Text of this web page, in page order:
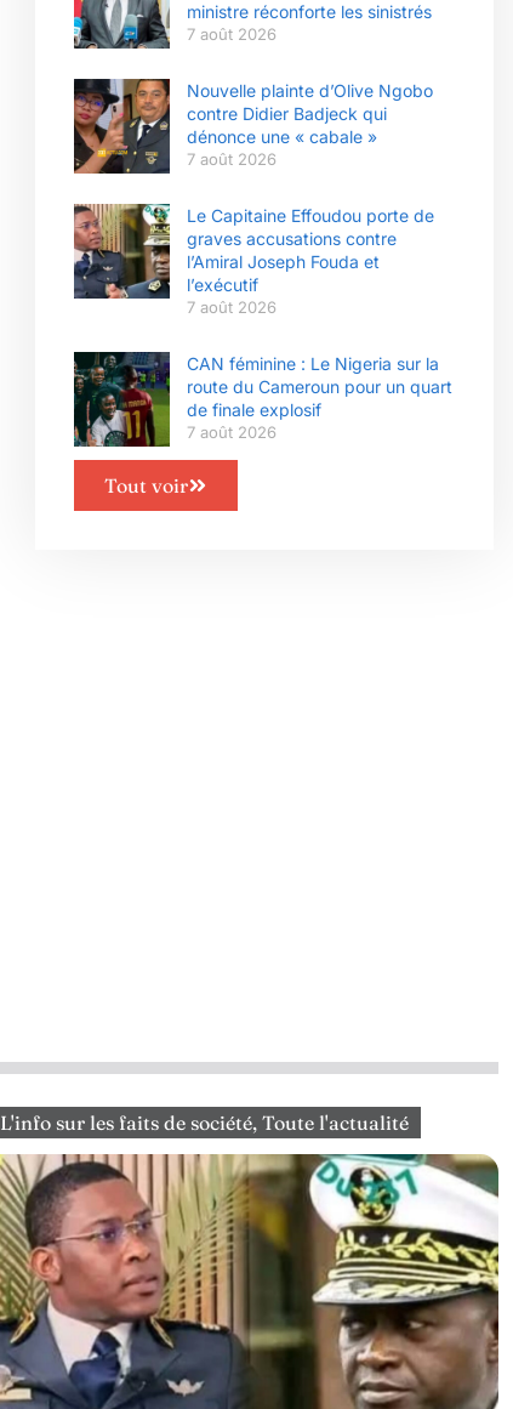
ministre réconforte les sinistrés
7 août 2026
Nouvelle plainte d’Olive Ngobo
contre Didier Badjeck qui
dénonce une « cabale »
7 août 2026
Le Capitaine Effoudou porte de
graves accusations contre
l’Amiral Joseph Fouda et
l’exécutif
7 août 2026
CAN féminine : Le Nigeria sur la
route du Cameroun pour un quart
de finale explosif
7 août 2026
Tout voir
L'info sur les faits de société, Toute l'actualité